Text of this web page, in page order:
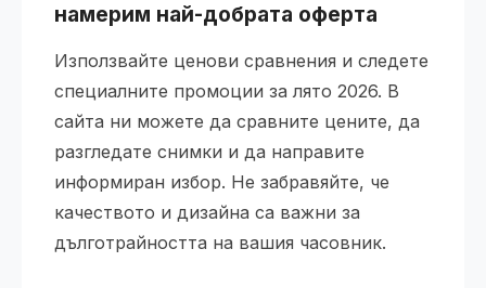
намерим най-добрата оферта
Използвайте ценови сравнения и следете
специалните промоции за лято 2026. В
сайта ни можете да сравните цените, да
разгледате снимки и да направите
информиран избор. Не забравяйте, че
качеството и дизайна са важни за
дълготрайността на вашия часовник.